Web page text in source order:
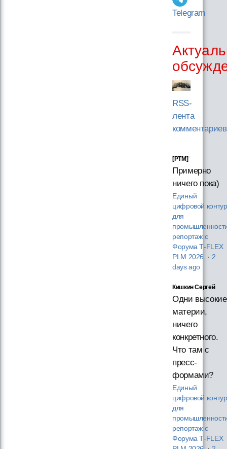
Telegram
RSS-
лента
комментариев
[PTM]
Примерно
ничего пока)
Единый
цифровой контур
для
репортаж с
Форума T‑FLEX
PLM 2026 · 2
days ago
Кишкин Сергей
Одни высокие
материи,
ничего
конкретного.
Что там с
пресс-
формами?
Единый
цифровой контур
для
репортаж с
Форума T‑FLEX